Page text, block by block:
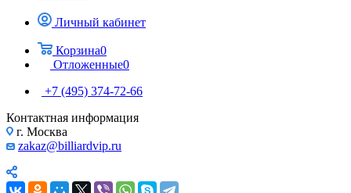
Личный кабинет
Корзина0
Отложенные0
+7 (495) 374-72-66
Контактная информация
г. Москва
zakaz@billiardvip.ru